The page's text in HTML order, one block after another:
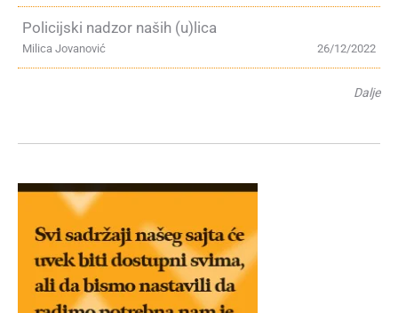
Policijski nadzor naših (u)lica
26/12/2022
Milica Jovanović
Dalje